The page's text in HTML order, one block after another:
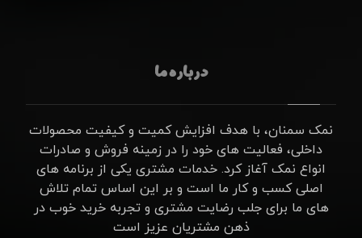
درباره ما
نمک سمنان، با هدف افزایش کمیت و کیفیت محصولات
داخلی، فعالیت های خود را در زمینه فروش و صادرات
انواع نمک آغاز کرد. خدمات مشتری یکی از برنامه های
اصلی کسب و کار ما است و بر این اساس تمام تلاش
های ما برای جلب رضایت مشتری و تجربه خرید خوب در
ذهن مشتریان عزیز است